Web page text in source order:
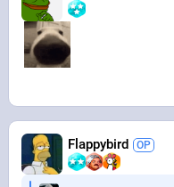
Flappybird